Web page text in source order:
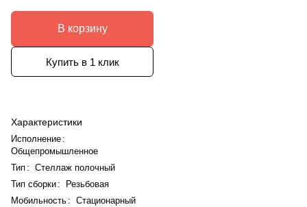
В корзину
Купить в 1 клик
Характеристики
Исполнение :
Общепромышленное
Тип : Стеллаж полочный
Тип сборки:
Резьбовая
Мобильность : Стационарный